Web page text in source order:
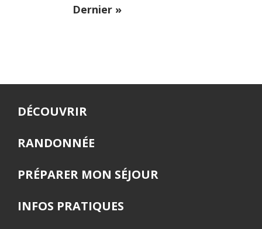
Dernière
Dernier »
DÉCOUVRIR
RANDONNÉE
PRÉPARER MON SÉJOUR
INFOS PRATIQUES